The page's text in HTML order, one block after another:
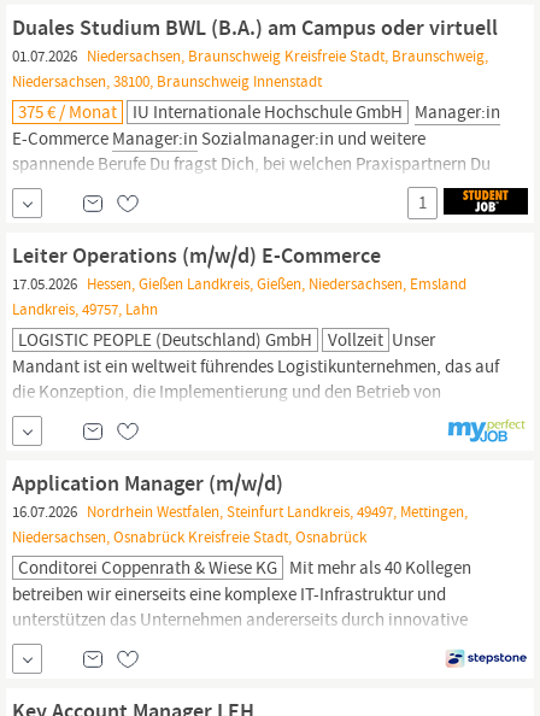
Campus Du möchtest in Deiner Heimat bleiben oder...
Duales Studium BWL (B.A.) am Campus oder virtuell
01.07.2026 Niedersachsen, Braunschweig Kreisfreie Stadt, Braunschweig,
Niedersachsen, 38100, Braunschweig Innenstadt
375 € / Monat IU Internationale Hochschule GmbH Manager:in
E-Commerce Manager:in Sozialmanager:in und weitere
spannende Berufe Du fragst Dich, bei welchen Praxispartnern Du
durchstarten kannst? Wir bieten Dir eine große Auswahl, zu der
beispielsweise Sixt SE und Nordfrost zählen. Auf Dich warten auf
jeden Fall ideale Karriereperspektiven durch praxisorientierte
Lehre: 2 von 3...
1
Leiter Operations (m/w/d) E-Commerce
17.05.2026 Hessen, Gießen Landkreis, Gießen, Niedersachsen, Emsland
Landkreis, 49757, Lahn
LOGISTIC PEOPLE (Deutschland) GmbH Vollzeit Unser
Mandant ist ein weltweit führendes Logistikunternehmen, das auf
die Konzeption, die Implementierung und den Betrieb von
komplexen
Supply-Chain-Management-Lösungen
internationaler, nationaler und regionaler Ebene für
multinationale und lokale Großunternehmen spezialisiert ist.
DEINE AUFGABEN Die komplette Verantwortung
Application Manager (m/w/d)
16.07.2026 Nordrhein Westfalen, Steinfurt Landkreis, 49497, Mettingen,
Niedersachsen, Osnabrück Kreisfreie Stadt, Osnabrück
Conditorei Coppenrath & Wiese KG Mit mehr als 40 Kollegen
betreiben wir einerseits eine komplexe IT-Infrastruktur und
unterstützen das Unternehmen andererseits durch innovative
Lösungen und Softwareentwicklungen. Dabei sind wir in kleine,
mittlere und große strategische Projekte verschiedenster